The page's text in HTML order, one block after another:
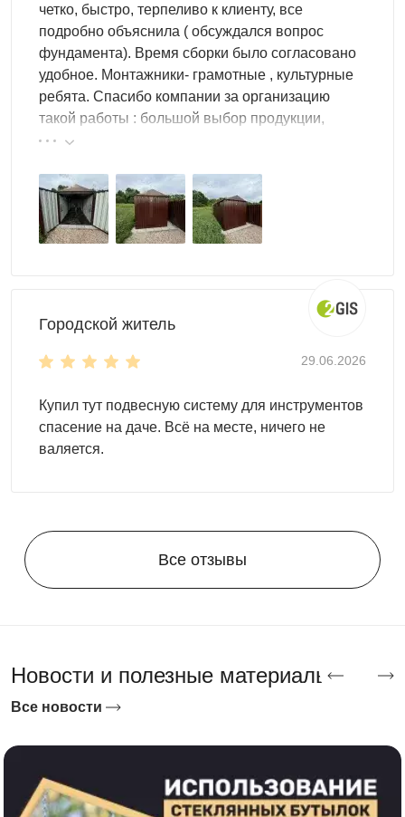
доставку и сборку.
Доставкапо Краснодару и
Краснодарскому краю
Выполняем доставку в разобранном виде
заказать блоки под фундамент, сборку и другие услуги.
Оставьте заявку онлайн удобным для вас доступом:
форма обратного звонка, сообщение в мессенджере
или письмо на почту. Мы поможем реализовать любой
Компания Скогги предлагает большой выбор
Краснодарского края
четко, быстро, терпеливо к клиенту, все
подробно объяснила ( обсуждался вопрос
фундамента). Время сборки было согласовано
удобное. Монтажники- грамотные , культурные
ребята. Спасибо компании за организацию
такой работы : большой выбор продукции,
реальные цены.
Городской житель
29.06.2026
Купил тут подвесную систему для инструментов
спасение на даче. Всё на месте, ничего не
валяется.
Все отзывы
Новости и полезные материалы
Все новости